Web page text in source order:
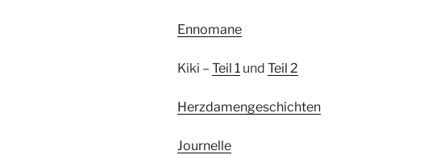
Ennomane
Kiki – Teil 1 und Teil 2
Herzdamengeschichten
Journelle